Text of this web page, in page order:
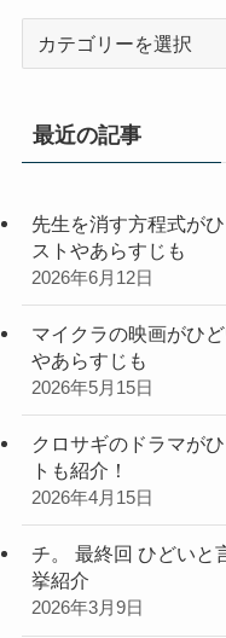
リ
最近の記事
先生を消す方程式が
ストやあらすじも
2026年6月12日
マイクラの映画がひ
やあらすじも
2026年5月15日
クロサギのドラマが
トも紹介！
2026年4月15日
チ。 最終回 ひどいと
挙紹介
2026年3月9日